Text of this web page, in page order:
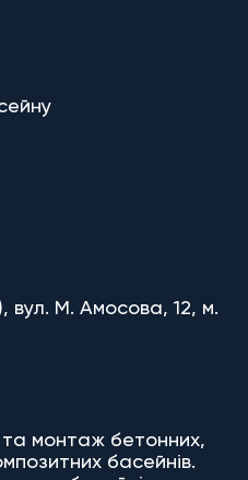
вул. М. Амосова, 12, м.
та монтаж бетонних,
басейнів.